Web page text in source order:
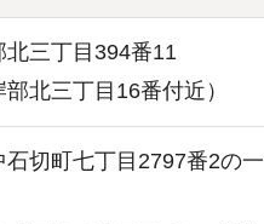
北三丁目394番11
部北三丁目16番付近）
石切町七丁目2797番2の一